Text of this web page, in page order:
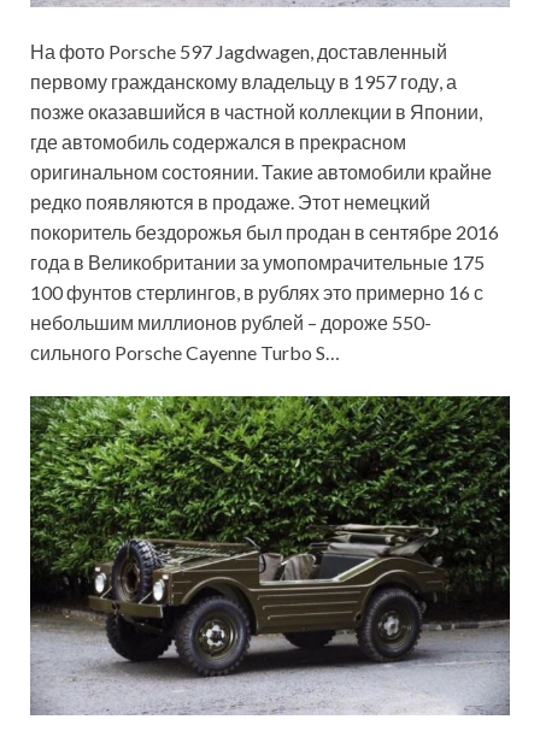
На фото Porsche 597 Jagdwagen, доставленный
первому гражданскому владельцу в 1957 году, а
позже оказавшийся в частной коллекции в Японии,
где автомобиль содержался в прекрасном
оригинальном состоянии. Такие автомобили крайне
редко появляются в продаже. Этот немецкий
покоритель бездорожья был продан в сентябре 2016
года в Великобритании за умопомрачительные 175
100 фунтов стерлингов, в рублях это примерно 16 с
небольшим миллионов рублей – дороже 550-
сильного Porsche Cayenne Turbo S…